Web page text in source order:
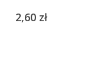
2,60 zł